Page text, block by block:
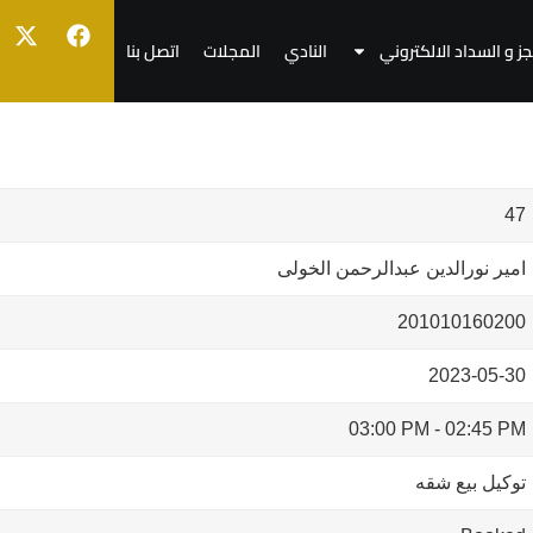
و السداد الالكتروني النادي المجلات اتصل بنا
47
امير نورالدين عبدالرحمن الخولى
201010160200
2023-05-30
02:45 PM
-
03:00 PM
توكيل بيع شقه